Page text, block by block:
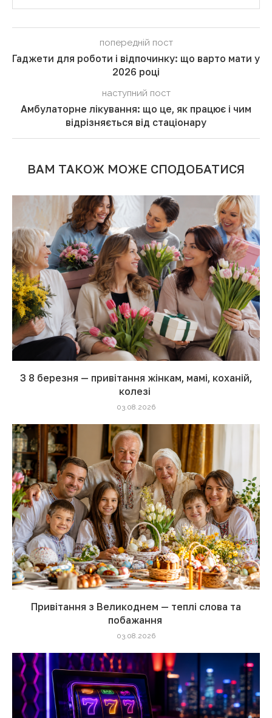
попередній пост
Гаджети для роботи і відпочинку: що варто мати у
2026 році
наступний пост
Амбулаторне лікування: що це, як працює і чим
відрізняється від стаціонару
ВАМ ТАКОЖ МОЖЕ СПОДОБАТИСЯ
З 8 березня — привітання жінкам, мамі, коханій,
колезі
03.08.2026
Привітання з Великоднем — теплі слова та
побажання
03.08.2026